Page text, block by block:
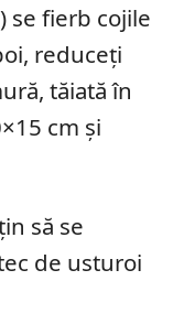
se fierb cojile
reduceți
tăiată în
cm și
să se
de usturoi